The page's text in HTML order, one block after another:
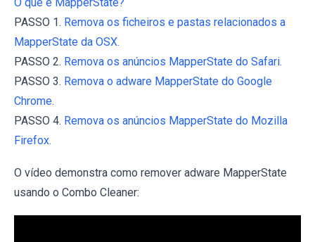
PASSO 1. Remova os ficheiros e pastas relacionados a
MapperState da OSX.
PASSO 2. Remova os anúncios MapperState do Safari.
PASSO 3. Remova o adware MapperState do Google
Chrome.
PASSO 4. Remova os anúncios MapperState do Mozilla
Firefox.
O vídeo demonstra como remover adware MapperState
usando o Combo Cleaner: